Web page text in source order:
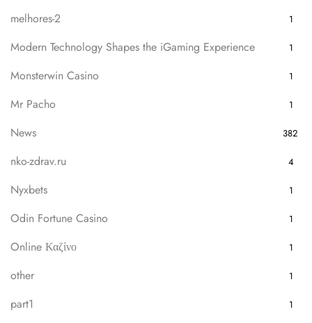
melhores-2 1
Modern Technology Shapes the iGaming Experience 1
Monsterwin Casino 1
Mr Pacho 1
News 382
nko-zdrav.ru 4
Nyxbets 1
Odin Fortune Casino 1
Online Καζίνο 1
other 1
part1 1